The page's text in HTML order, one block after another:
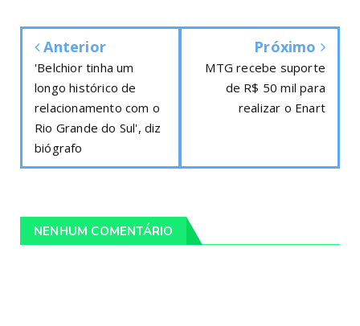
Anterior
'Belchior tinha um
longo histórico de
relacionamento com o
Rio Grande do Sul', diz
biógrafo
Próximo
MTG recebe suporte
de R$ 50 mil para
realizar o Enart
NENHUM COMENTÁRIO